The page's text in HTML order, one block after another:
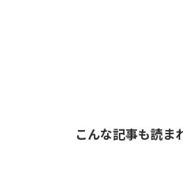
こんな記事も読ま